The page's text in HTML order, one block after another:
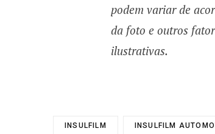
podem variar de
da foto e outros
ilustrativas.
INSULFILM INSULFILM